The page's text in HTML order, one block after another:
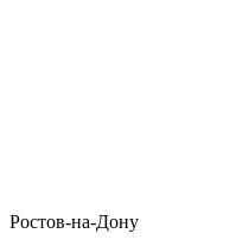
Ростов-на-Дону